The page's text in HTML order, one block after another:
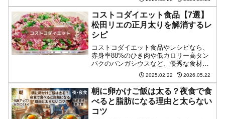
ー、納豆など、栄養満点の食材で免疫力
アップや秋太り予防を。毎日の健康づく
りに役立つ情報が満載です。
コストコダイエット食品【7選】
松田リエの正月太りを解消するレ
シピ
コストコダイエット食品やレシピなら、
赤身率88%のひき肉や低カロリー高タン
パクのパンガシウスなど、優秀な食材を
使って健康的に痩せられます。管理栄養
士監修のもと、10分で作れる簡単レシピ
や大容量パックの保存方法まで詳しく紹
介します。
2025.02.22 2026.05.22
朝に卵かけご飯は太る？夜食で食
べると脂肪になる理由と太らない
コツ